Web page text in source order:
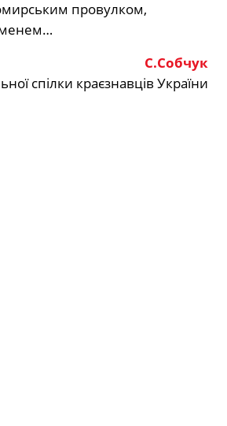
провулком,
С.Собчук
спілки краєзнавців України